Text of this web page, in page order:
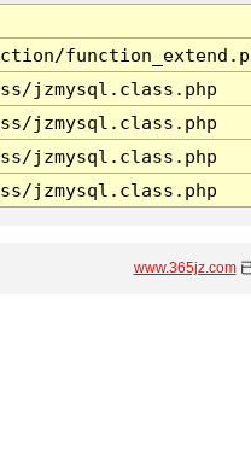
jzmysql.class.php
jzmysql.class.php
jzmysql.class.php
jzmysql.class.php
www.365jz.com